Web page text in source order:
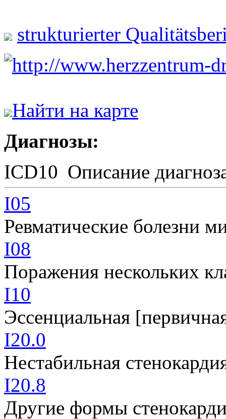
strukturierter
http://www.herzzentrum-
Найти на карте
Диагнозы:
ICD10 Описание
I05
Ревматические болезни
I08
Поражения нескольких
I10
Эссенциальная
I20.0
Нестабильная
I20.8
Другие формы